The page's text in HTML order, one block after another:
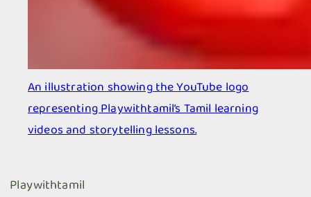
An illustration showing the YouTube logo
representing Playwithtamil’s Tamil learning
videos and storytelling lessons.
Playwithtamil